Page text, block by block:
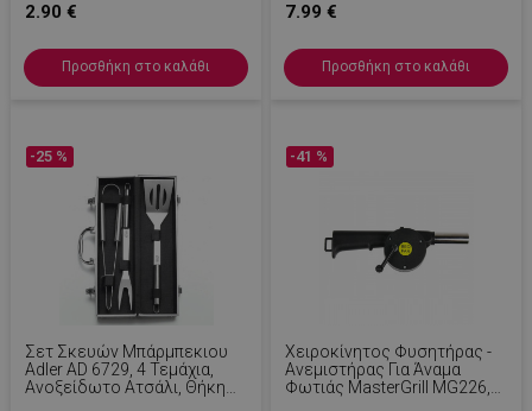
2.90 €
Προσθήκη στο καλάθι
7.99 €
Προσθήκη στο καλάθι
Σετ Σκευών Μπάρμπεκιου
Adler AD 6729, 4 Τεμάχια,
Ανοξείδωτο Ατσάλι, Θήκη
-25 %
Χειροκίνητος Φυσητήρας -
Ανεμιστήρας Για Άναμα
Φωτιάς MasterGrill MG226,
-41 %